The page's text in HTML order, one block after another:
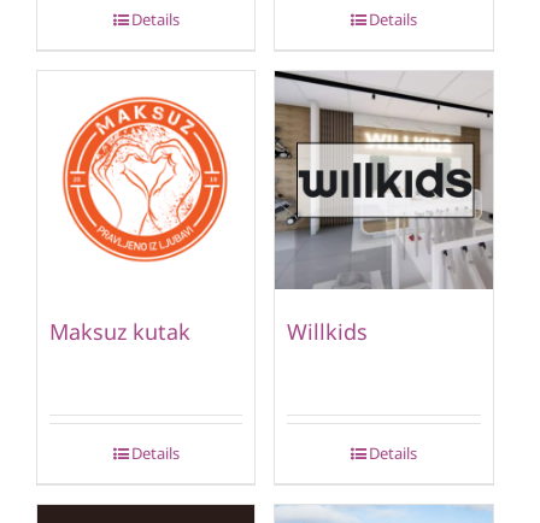
Details Details
Maksuz kutak
Details
Willkids
Details